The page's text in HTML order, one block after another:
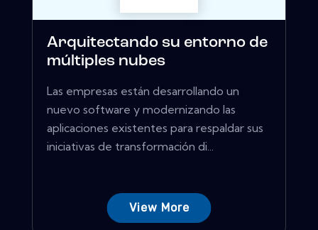
Arquitectando su entorno de
múltiples nubes
Las empresas están desarrollando un
nuevo software y modernizando las
aplicaciones existentes para respaldar sus
iniciativas de transformación di...
View More